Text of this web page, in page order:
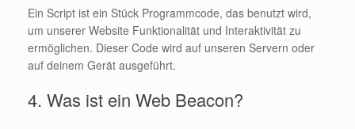
Ein Script ist ein Stück Programmcode, das benutzt wird,
um unserer Website Funktionalität und Interaktivität zu
ermöglichen. Dieser Code wird auf unseren Servern oder
auf deinem Gerät ausgeführt.
4. Was ist ein Web Beacon?